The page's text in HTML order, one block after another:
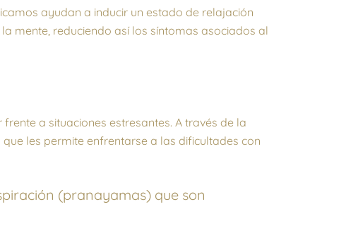
ayudan a inducir un estado de relajación
mente, reduciendo así los síntomas asociados al
a situaciones estresantes. A través de la
les permite enfrentarse a las dificultades con
(pranayamas) que son